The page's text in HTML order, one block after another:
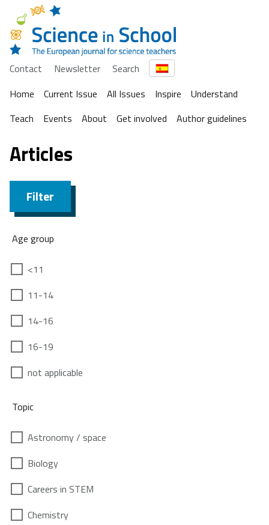
Contact Newsletter
Search
Home
Current Issue All Issues Inspire
Understand
Teach
Events About Get involved Author guidelines
Articles
Filter
Age group
<11
11-14
14-16
16-19
not applicable
Topic
Astronomy / space
Biology
Careers in STEM
Chemistry